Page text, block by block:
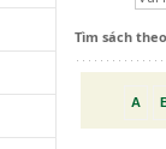
Tìm sách theo
A